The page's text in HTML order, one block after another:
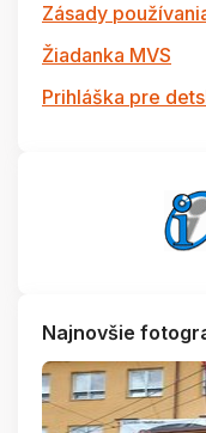
Zásady
Žiadanka MVS
Prihláška pre
Najnovšie